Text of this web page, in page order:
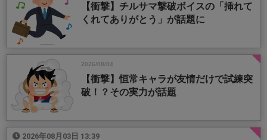
【衝撃】チルサマ撃破ボイスの「挿れて
くれてありがとう」が話題に
2026/08/04
【衝撃】恒常キャラが友情だけで試練突
破！？その実力が話題
2026年08月03日 13:39